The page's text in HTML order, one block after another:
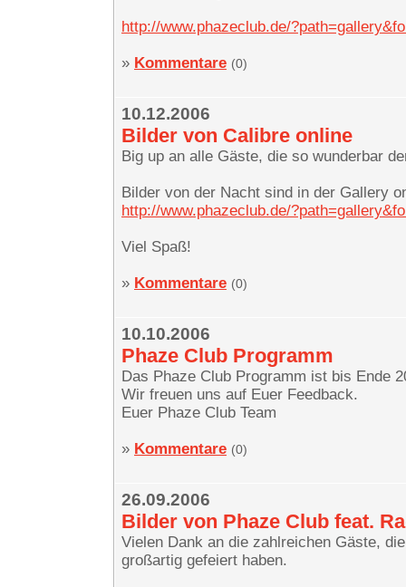
http://www.phazeclub.de/
» Kommentare (0)
10.12.2006
Bilder von Calibre online
Big up an alle Gäste, die so wunderbar
Bilder von der Nacht sind in der Gallery
http://www.phazeclub.de/
Viel Spaß!
» Kommentare (0)
10.10.2006
Phaze Club Programm
Das Phaze Club Programm ist bis Ende
Wir freuen uns auf Euer Feedback.
Euer Phaze Club Team
» Kommentare (0)
26.09.2006
Bilder von Phaze Club feat.
Vielen Dank an die zahlreichen Gäste,
großartig gefeiert haben.